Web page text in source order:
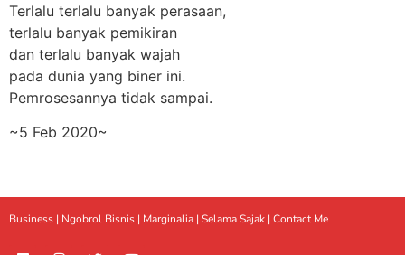
Terlalu terlalu banyak perasaan,
terlalu banyak pemikiran
dan terlalu banyak wajah
pada dunia yang biner ini.
Pemrosesannya tidak sampai.
~5 Feb 2020~
Business | Ngobrol Bisnis | Marginalia | Selama Sajak | Contact Me